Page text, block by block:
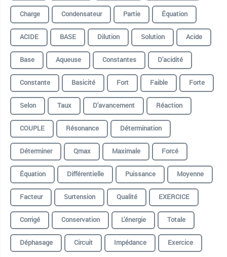
Charge
Condensateur Partie
Équation
ACIDE
BASE Dilution Solution
Acide
Base
Aqueuse Constantes
D'acidité
Constante
Basicité Fort Faible
Forte
Selon
Taux D'avancement
Réaction
COUPLE
Résonance
Détermination
Déterminer
Qmax Maximale
Forcé
Équation
Différentielle Puissance
Moyenne
Facteur
Surtension Qualité
EXERCICE
Corrigé
Conservation L'énergie
Totale
Déphasage
Circuit Impédance
Exercice